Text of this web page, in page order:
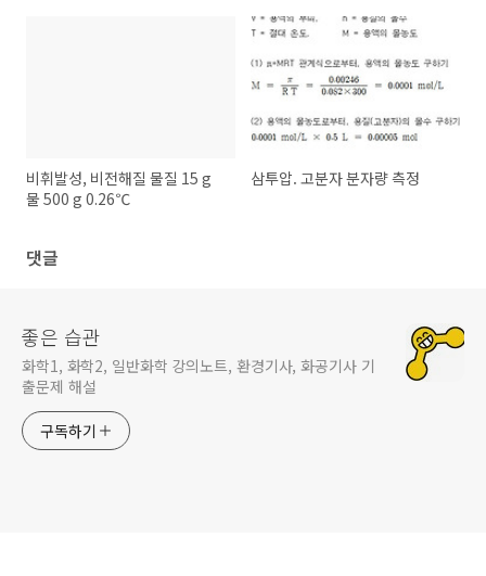
비휘발성, 비전해질 물질 15 g
물 500 g 0.26℃
삼투압. 고분자 분자량 측정
댓글
좋은 습관
화학1, 화학2, 일반화학 강의노트, 환경기사, 화공기사 기
출문제 해설
구독하기